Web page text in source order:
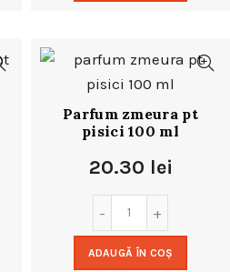
Parfum zmeura pt
pisici 100 ml
20.30 lei
ADAUGĂ ÎN COȘ